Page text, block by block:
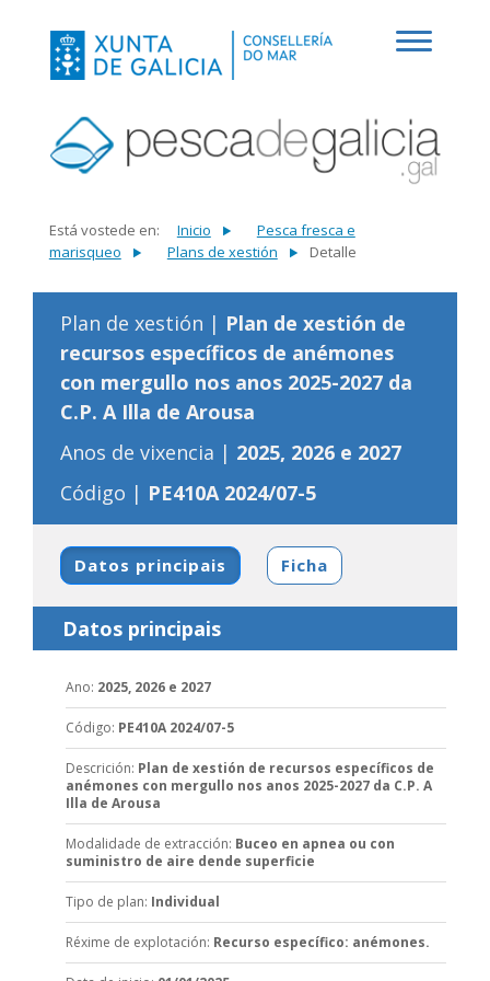
Está vostede en: Inicio
Pesca fresca e
marisqueo
Plans de xestión Detalle
Plan de xestión | Plan de xestión de
recursos específicos de anémones
con mergullo nos anos 2025-2027 da
C.P. A Illa de Arousa
Anos de vixencia | 2025, 2026 e 2027
Código | PE410A 2024/07-5
Datos principais Ficha
Datos principais
Ano: 2025, 2026 e 2027
Código: PE410A 2024/07-5
Descrición: Plan de xestión de recursos específicos de
anémones con mergullo nos anos 2025-2027 da C.P. A
Illa de Arousa
Modalidade de extracción: Buceo en apnea ou con
suministro de aire dende superficie
Tipo de plan: Individual
Réxime de explotación: Recurso específico: anémones.